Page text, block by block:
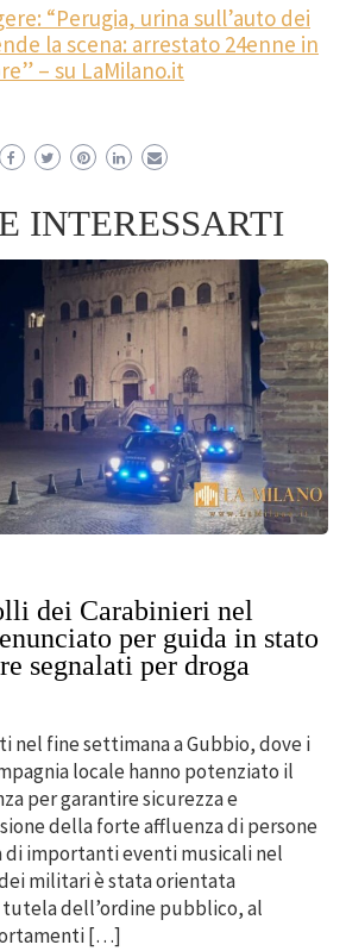
“Perugia, urina sull’auto dei
la scena: arrestato 24enne in
– su LaMilano.it
INTERESSARTI
dei Carabinieri nel
per guida in stato
segnalati per droga
nel fine settimana a Gubbio, dove i
locale hanno potenziato il
per garantire sicurezza e
della forte affluenza di persone
di importanti eventi musicali nel
militari è stata orientata
dell’ordine pubblico, al
[…]